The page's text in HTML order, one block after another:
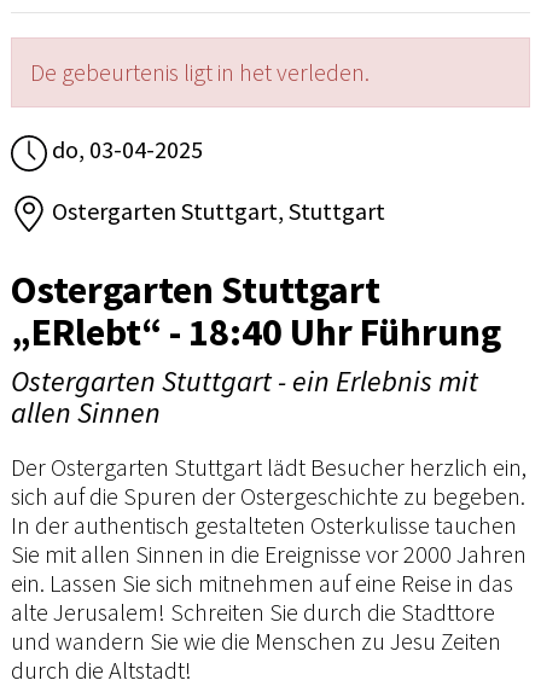
De gebeurtenis ligt in het verleden.
do, 03-04-2025
Ostergarten Stuttgart, Stuttgart
Ostergarten Stuttgart
„ERlebt“ - 18:40 Uhr Führung
Ostergarten Stuttgart - ein Erlebnis mit
allen Sinnen
Der Ostergarten Stuttgart lädt Besucher herzlich ein,
sich auf die Spuren der Ostergeschichte zu begeben.
In der authentisch gestalteten Osterkulisse tauchen
Sie mit allen Sinnen in die Ereignisse vor 2000 Jahren
ein. Lassen Sie sich mitnehmen auf eine Reise in das
alte Jerusalem! Schreiten Sie durch die Stadttore
und wandern Sie wie die Menschen zu Jesu Zeiten
durch die Altstadt!